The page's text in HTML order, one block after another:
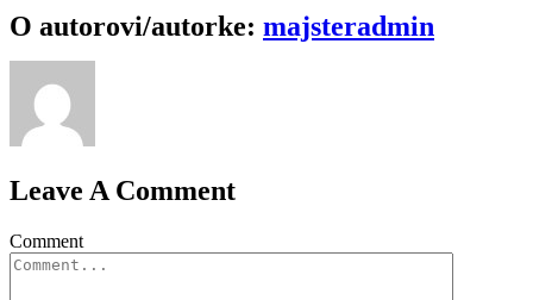
O autorovi/autorke: majsteradmin
Leave A Comment
Comment